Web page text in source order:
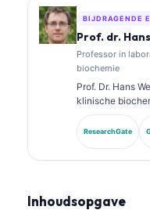
BIJDRAGENDE
Prof. dr.
Professor in
biochemie
Prof. Dr. Hans
klinische
Duitse
gespecialiseerd
ResearchGate
Inhoudsopgave